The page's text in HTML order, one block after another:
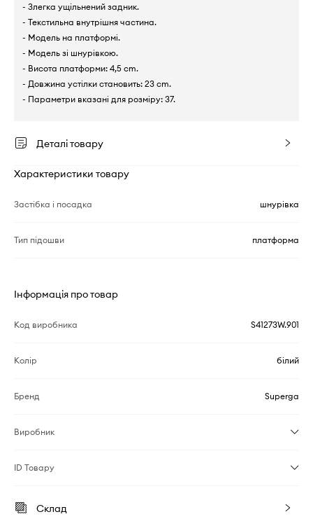
- Злегка ущільнений задник.
- Текстильна внутрішня частина.
- Модель на платформі.
- Модель зі шнурівкою.
- Висота платформи: 4,5 cm.
- Довжина устілки становить: 23 cm.
- Параметри вказані для розміру: 37.
Деталі товару
Характеристики товару
Застібка і посадка шнурівка
Тип підошви платформа
Інформація про товар
Код виробника S41273W.901
Колір білий
Бренд Superga
Виробник
ID Товару
Склад